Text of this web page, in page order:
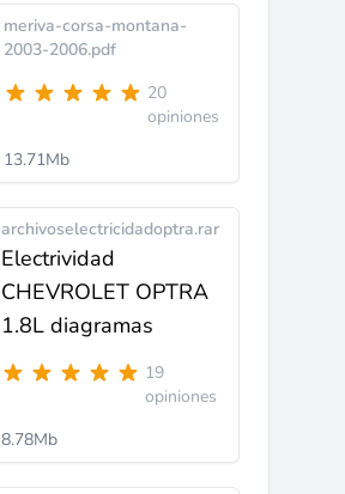
meriva-corsa-montana-
2003-2006.pdf
20
opiniones
13.71Mb
archivoselectricidadoptra.rar
Electrividad
CHEVROLET OPTRA
1.8L diagramas
19
opiniones
8.78Mb